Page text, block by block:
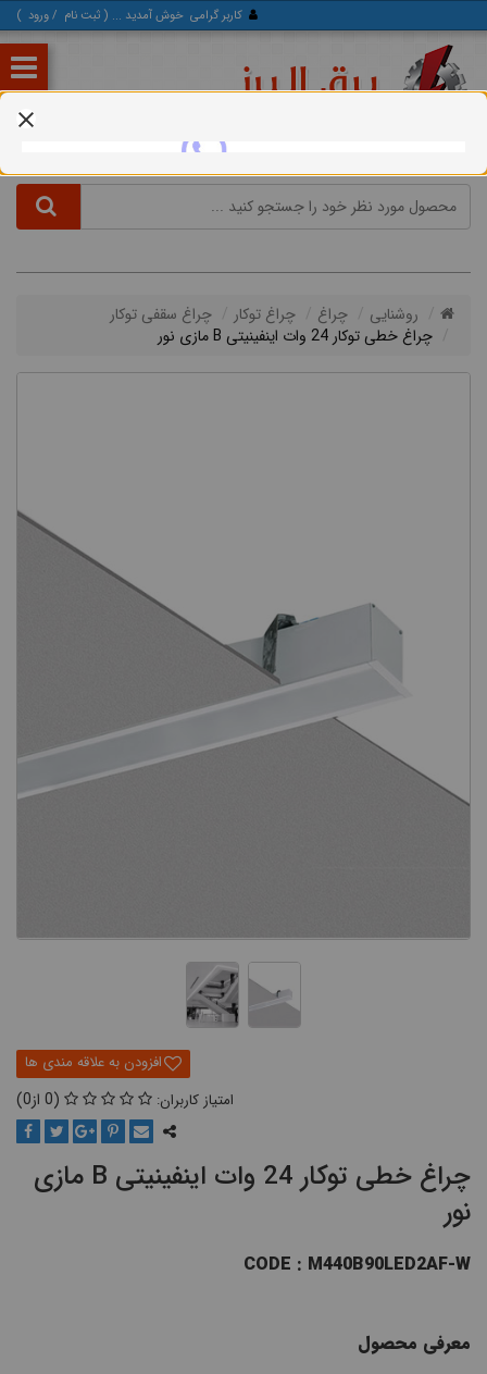
کاربر گرامی خوش آمدید ... ( ثبت‌ نام /ورود )
روشنایی چراغ چراغ توکار
چراغ سقفی توکار
چراغ خطی توکار 24 وات اینفینیتی B مازی نور
0
0
چراغ خطی توکار 24 وات اینفینیتی B مازی
نور
CODE : M440B90LED2AF-W
معرفی محصول